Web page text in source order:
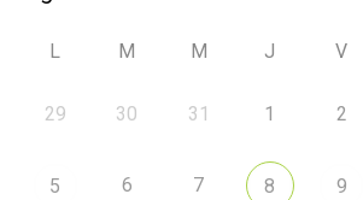
L M M J V
29 30 31 1 2
5 6 7 8 9